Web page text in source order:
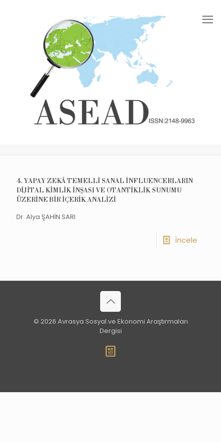
4. YAPAY ZEKÂ TEMELLİ SANAL İNFLUENCERLARIN
DİJİTAL KİMLİK İNŞASI VE OTANTİKLİK SUNUMU
ÜZERİNE BİR İÇERİK ANALİZİ
Dr. Alya ŞAHİN SARI
İncele
© 2026 Avrasya Sosyal ve Ekonomi Araştırmaları
Dergisi